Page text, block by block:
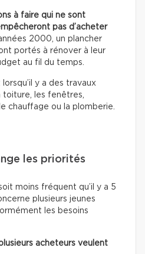
à faire qui ne sont
pas d’acheter
2000, un plancher
portés à rénover à leur
au fil du temps.
y a des travaux
toiture, les fenêtres,
chauffage ou la plomberie.
les priorités
moins fréquent qu’il y a 5
plusieurs jeunes
les besoins
acheteurs veulent